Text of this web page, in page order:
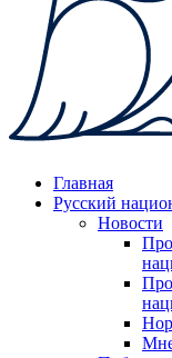
Главная
Русский
Новости